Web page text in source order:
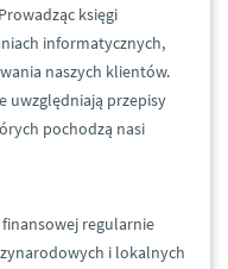
księgi
informatycznych,
naszych klientów.
uwzględniają przepisy
pochodzą nasi
finansowej regularnie
i lokalnych